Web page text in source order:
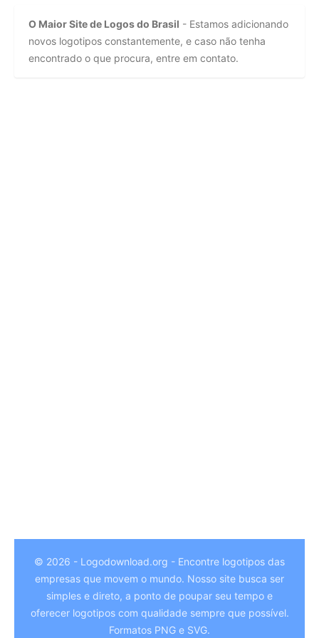
O Maior Site de Logos do Brasil - Estamos adicionando
novos logotipos constantemente, e caso não tenha
encontrado o que procura, entre em contato.
© 2026 - Logodownload.org - Encontre logotipos das
empresas que movem o mundo. Nosso site busca ser
simples e direto, a ponto de poupar seu tempo e
oferecer logotipos com qualidade sempre que possível.
Formatos PNG e SVG.
Hindi
German